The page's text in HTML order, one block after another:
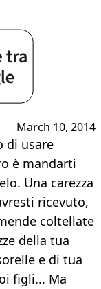
March 10, 2014
di usare
è mandarti
Una carezza
ricevuto,
coltellate
della tua
e di tua
figli... Ma